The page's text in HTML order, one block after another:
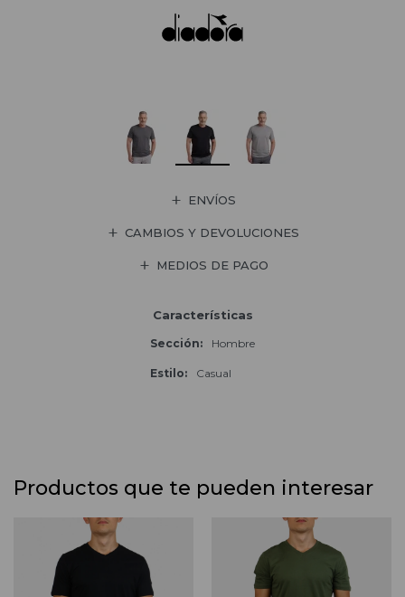
ENVÍOS
CAMBIOS Y DEVOLUCIONES
MEDIOS DE PAGO
Características
Sección Hombre
Estilo Casual
Productos que te pueden interesar